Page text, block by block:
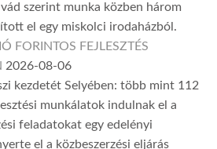
szerint munka közben három
el egy miskolci irodaházból.
FORINTOS FEJLESZTÉS
2026-08-06
kezdetét Selyében: több mint 112
munkálatok indulnak el a
feladatokat egy edelényi
el a közbeszerzési eljárás